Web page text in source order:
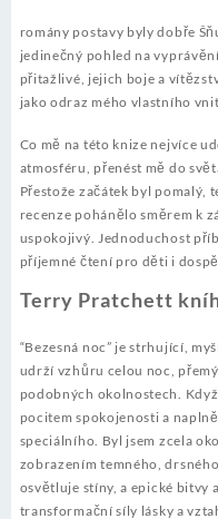
romány postavy byly dobře
jedinečný pohled na
přitažlivé, jejich boje a
jako odraz mého vlastního
Co mě na této knize nejvíce
atmosféru, přenést mě do
Přestože začátek byl pomalý,
recenze pohánělo směrem k
uspokojivý. Jednoduchost
příjemné čtení pro děti i
Terry Pratchett
“Bezesná noc” je strhující,
udrží vzhůru celou noc,
podobných okolnostech.
pocitem spokojenosti a
speciálního. Byl jsem zcela
zobrazením temného,
osvětluje stíny, a epické bitvy
transformační síly lásky a